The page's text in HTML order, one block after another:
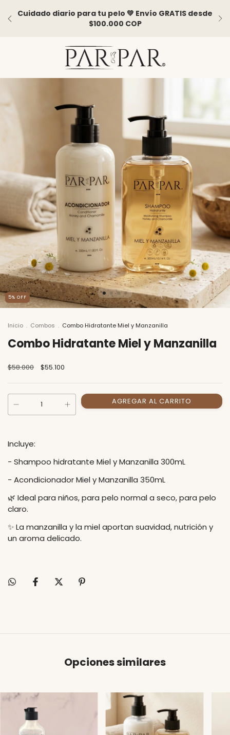
Cuidado diario para tu pelo 💚 Envío GRATIS desde
$100.000 COP
5% OFF
Inicio . Combos . Combo Hidratante Miel y Manzanilla
Combo Hidratante Miel y Manzanilla
$58.000 $55.100
Incluye:
- Shampoo hidratante Miel y Manzanilla 300mL
- Acondicionador Miel y Manzanilla 350mL
🌿 Ideal para niños, para pelo normal a seco, para pelo
claro.
✨ La manzanilla y la miel aportan suavidad, nutrición y
un aroma delicado.
Opciones similares